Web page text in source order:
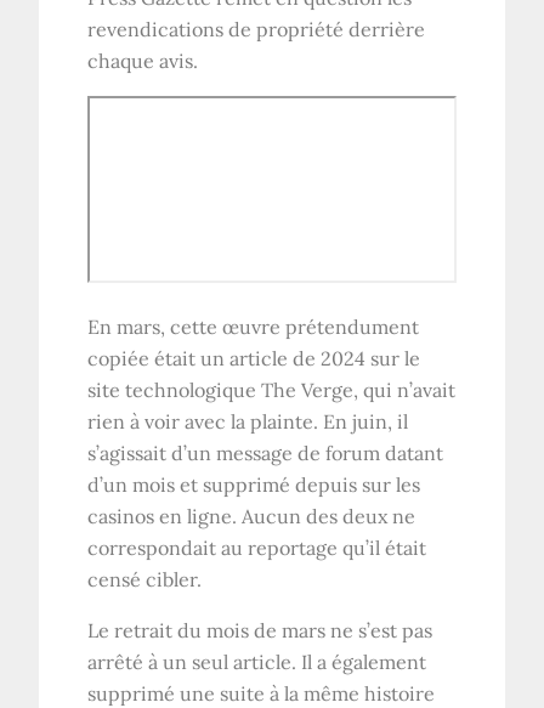
revendications de propriété derrière
chaque avis.
En mars, cette œuvre prétendument
copiée était un article de 2024 sur le
site technologique The Verge, qui n’avait
rien à voir avec la plainte. En juin, il
s’agissait d’un message de forum datant
d’un mois et supprimé depuis sur les
casinos en ligne. Aucun des deux ne
correspondait au reportage qu’il était
censé cibler.
Le retrait du mois de mars ne s’est pas
arrêté à un seul article. Il a également
supprimé une suite à la même histoire